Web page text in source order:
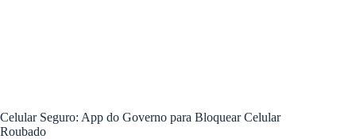
Celular Seguro: App do Governo para Bloquear Celular
Roubado